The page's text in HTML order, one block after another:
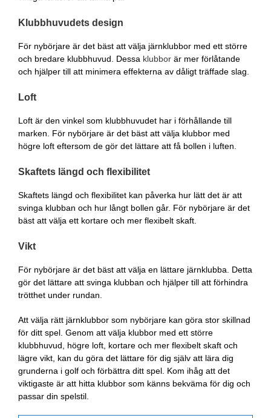
Klubbhuvudets design
För nybörjare är det bäst att välja järnklubbor med ett större
och bredare klubbhuvud. Dessa klubbor är mer förlåtande
och hjälper till att minimera effekterna av dåligt träffade slag.
Loft
Loft är den vinkel som klubbhuvudet har i förhållande till
marken. För nybörjare är det bäst att välja klubbor med
högre loft eftersom de gör det lättare att få bollen i luften.
Skaftets längd och flexibilitet
Skaftets längd och flexibilitet kan påverka hur lätt det är att
svinga klubban och hur långt bollen går. För nybörjare är det
bäst att välja ett kortare och mer flexibelt skaft.
Vikt
För nybörjare är det bäst att välja en lättare järnklubba. Detta
gör det lättare att svinga klubban och hjälper till att förhindra
trötthet under rundan.
Att välja rätt järnklubbor som nybörjare kan göra stor skillnad
för ditt spel. Genom att välja klubbor med ett större
klubbhuvud, högre loft, kortare och mer flexibelt skaft och
lägre vikt, kan du göra det lättare för dig själv att lära dig
grunderna i golf och förbättra ditt spel. Kom ihåg att det
viktigaste är att hitta klubbor som känns bekväma för dig och
passar din spelstil.